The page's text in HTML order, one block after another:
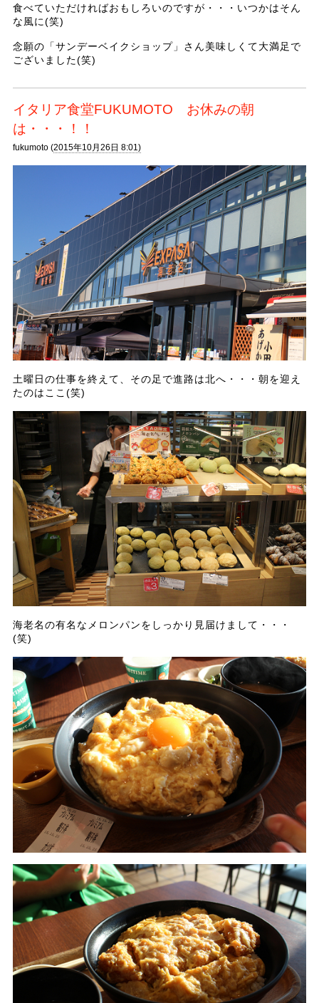
食べていただければおもしろいのですが・・・いつかはそん
な風に(笑)
念願の「サンデーベイクショップ」さん美味しくて大満足で
ございました(笑)
イタリア食堂FUKUMOTO お休みの朝
は・・・！！
fukumoto (2015年10月26日 8:01)
土曜日の仕事を終えて、その足で進路は北へ・・・朝を迎え
たのはここ(笑)
海老名の有名なメロンパンをしっかり見届けまして・・・
(笑)